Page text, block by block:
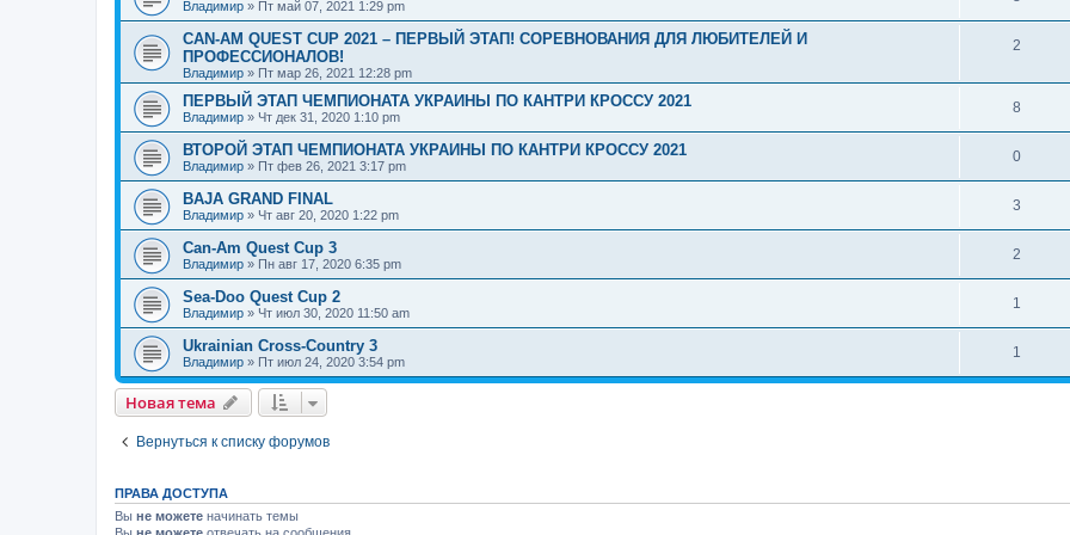
Владимир » Пт май 07, 2021 1:29 pm
CAN-AM QUEST CUP 2021 – ПЕРВЫЙ ЭТАП! СОРЕВНОВАНИЯ ДЛЯ ЛЮБИТЕЛЕЙ И
ПРОФЕССИОНАЛОВ!
Владимир » Пт мар 26, 2021 12:28 pm
2
ПЕРВЫЙ ЭТАП ЧЕМПИОНАТА УКРАИНЫ ПО КАНТРИ КРОССУ 2021
Владимир » Чт дек 31, 2020 1:10 pm
8
ВТОРОЙ ЭТАП ЧЕМПИОНАТА УКРАИНЫ ПО КАНТРИ КРОССУ 2021
Владимир » Пт фев 26, 2021 3:17 pm
0
BAJA GRAND FINAL
Владимир » Чт авг 20, 2020 1:22 pm
3
Can-Am Quest Cup 3
Владимир » Пн авг 17, 2020 6:35 pm
2
Sea-Doo Quest Cup 2
Владимир » Чт июл 30, 2020 11:50 am
1
Ukrainian Cross-Country 3
Владимир » Пт июл 24, 2020 3:54 pm
1
Новая тема
Вернуться к списку форумов
ПРАВА ДОСТУПА
Вы не можете начинать темы